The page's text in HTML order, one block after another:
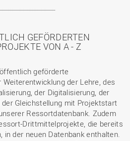
GEFÖRDERTEN
VON A - Z
geförderte
der Lehre, des
der Digitalisierung, der
Gleichstellung mit Projektstart
Ressortdatenbank. Zudem
Drittmittelprojekte, die bereits
in der neuen Datenbank enthalten.